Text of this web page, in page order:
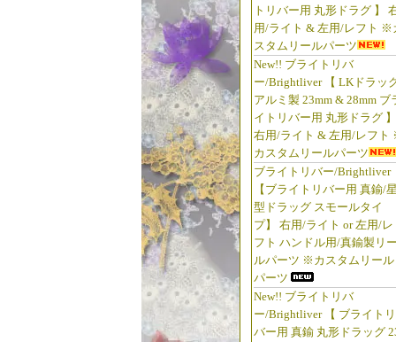
トリバー用 丸形ドラグ 】
用/ライト & 左用/レフト ※
スタムリールパーツ
New!! ブライトリバ
ー/Brightliver 【 LKドラッ
アルミ製 23mm & 28mm ブ
イトリバー用 丸形ドラグ 】
右用/ライト & 左用/レフト
カスタムリールパーツ
ブライトリバー/Brightliver
【ブライトリバー用 真鍮/星
型ドラッグ スモールタイ
プ】 右用/ライト or 左用/レ
フト ハンドル用/真鍮製リー
ルパーツ ※カスタムリール
パーツ
New!! ブライトリバ
ー/Brightliver 【 ブライトリ
バー用 真鍮 丸形ドラッグ